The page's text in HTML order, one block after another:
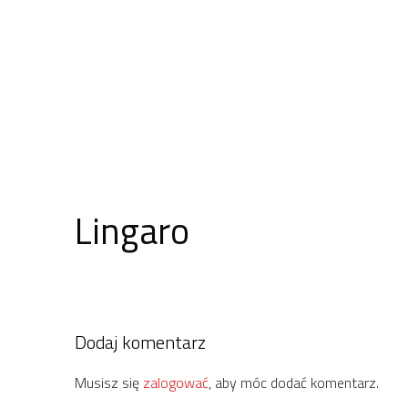
Lingaro
Dodaj komentarz
Musisz się zalogować, aby móc dodać komentarz.